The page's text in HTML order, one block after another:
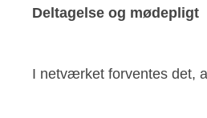
Deltagelse og mødepligt
I netværket forventes det,